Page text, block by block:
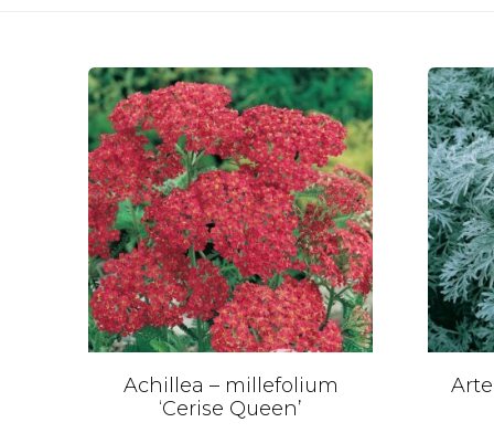
Achillea – millefolium
‘Cerise Queen’